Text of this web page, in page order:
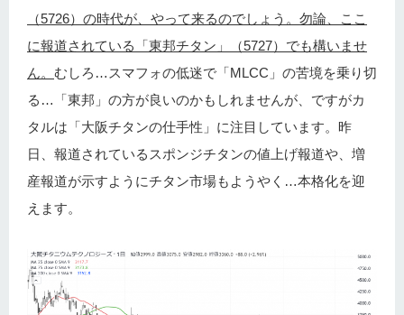
（5726）の時代が、やって来るのでしょう。勿論、ここ
に報道されている「東邦チタン」（5727）でも構いませ
ん。 むしろ…スマフォの低迷で「MLCC」の苦境を乗り切
る…「東邦」の方が良いのかもしれませんが、ですがカ
タルは「大阪チタンの仕手性」に注目しています。昨
日、報道されているスポンジチタンの値上げ報道や、増
産報道が示すようにチタン市場もようやく…本格化を迎
えます。